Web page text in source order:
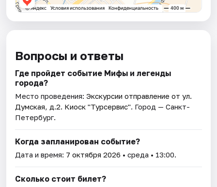
Вопросы и ответы
Где пройдет событие Мифы и легенды
города?
Место проведения:Экскурсии отправление от ул.
Думская, д.2. Киоск "Турсервис". Город — Санкт-
Петербург.
Когда запланирован событие?
Дата и время: 7 октября 2026 • среда • 13:00.
Сколько стоит билет?